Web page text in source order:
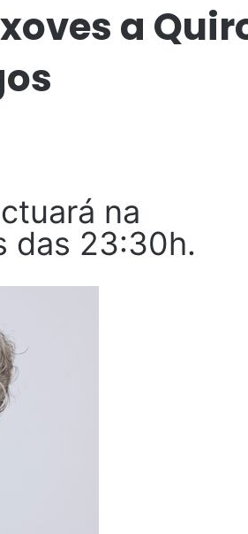
a
na
das 23:30h.